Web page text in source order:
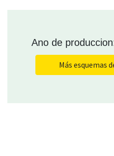
Ano de
Más esquemas